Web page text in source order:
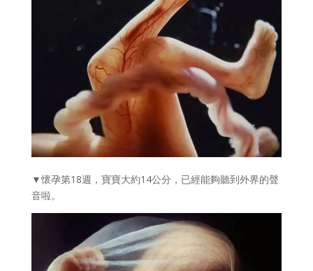
▼懷孕第18週，寶寶大約14公分，已經能夠聽到外界的聲
音啦。